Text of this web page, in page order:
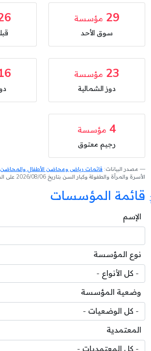
29 مؤسسة
سوق الأحد
23 مؤسسة
دوز الشمالية
4 مؤسسة
رجيم معتوق
مصدر البيانات: قائمات رياض ومحاضن الأطفال والمحاضن
الأسرة والمرأة والطفولة وكبار السن بتاريخ 2026/08/06 على الساعة 16:31
قائمة المؤسسات
الإسم
نوع المؤسسة
وضعية المؤسسة
المعتمدية